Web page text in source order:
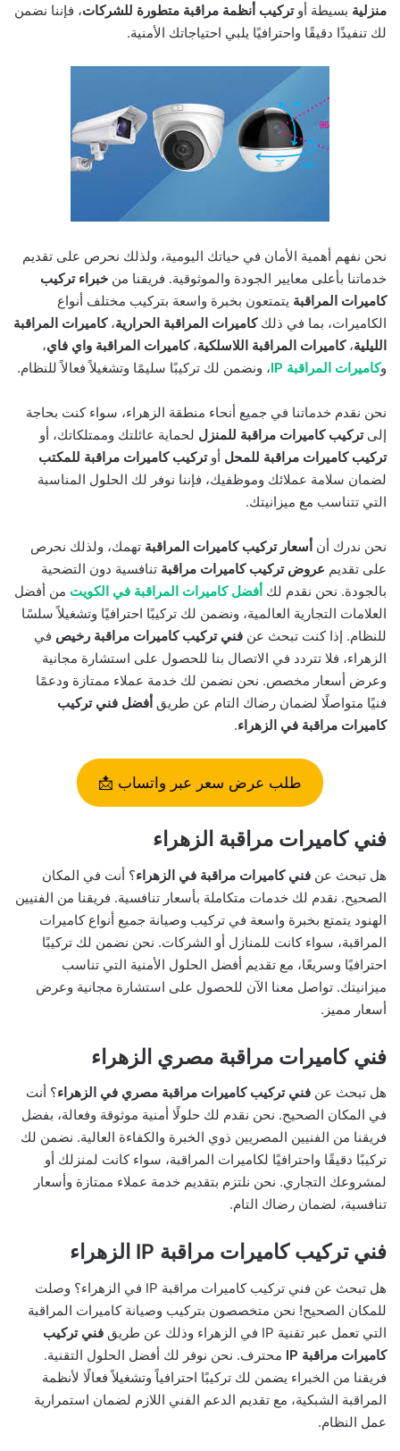
منزلية بسيطة أوتركيب أنظمة مراقبة متطورة للشركات، فإننا نضمن
لك تنفيذًا دقيقًا واحترافيًا يلبي احتياجاتك الأمنية.
نحن نفهم أهمية الأمان في حياتك اليومية، ولذلك نحرص على تقديم
خدماتنا بأعلى معايير الجودة والموثوقية. فريقنا من خبراء تركيب
كاميرات المراقبة يتمتعون بخبرة واسعة بتركيب مختلف أنواع
الكاميرات، بما في ذلككاميرات المراقبة الحرارية،كاميرات المراقبة
الليلية،كاميرات المراقبة اللاسلكية،كاميرات المراقبة واي فاي،
وكاميرات المراقبة IP ، ونضمن لك تركيبًا سليمًا وتشغيلاً فعالاً للنظام.
نحن نقدم خدماتنا في جميع أنحاء منطقة الزهراء، سواء كنت بحاجة
إلىتركيب كاميرات مراقبة للمنزل لحماية عائلتك وممتلكاتك، أو
تركيب كاميرات مراقبة للمحل أوتركيب كاميرات مراقبة للمكتب
لضمان سلامة عملائك وموظفيك، فإننا نوفر لك الحلول المناسبة
التي تتناسب مع ميزانيتك.
نحن ندرك أن أسعار تركيب كاميرات المراقبة تهمك، ولذلك نحرص
على تقديم عروض تركيب كاميرات مراقبة تنافسية دون التضحية
بالجودة. نحن نقدم لك أفضل كاميرات المراقبة في الكويت من أفضل
العلامات التجارية العالمية، ونضمن لك تركيبًا احترافيًا وتشغيلاً سلسًا
للنظام. إذا كنت تبحث عن فني تركيب كاميرات مراقبة رخيص في
الزهراء، فلا تتردد في الاتصال بنا للحصول على استشارة مجانية
وعرض أسعار مخصص. نحن نضمن لك خدمة عملاء ممتازة ودعمًا
فنيًا متواصلًا لضمان رضاك التام عن طريق أفضل فني تركيب
كاميرات مراقبة في الزهراء.
طلب عرض سعر عبر واتساب 📩
فني كاميرات مراقبة الزهراء
هل تبحث عن فني كاميرات مراقبة في الزهراء؟ أنت في المكان
الصحيح. نقدم لك خدمات متكاملة بأسعار تنافسية. فريقنا من الفنيين
الهنود يتمتع بخبرة واسعة في تركيب وصيانة جميع أنواع كاميرات
المراقبة، سواء كانت للمنازل أو الشركات. نحن نضمن لك تركيبًا
احترافيًا وسريعًا، مع تقديم أفضل الحلول الأمنية التي تناسب
ميزانيتك. تواصل معنا الآن للحصول على استشارة مجانية وعرض
أسعار مميز.
فني كاميرات مراقبة مصري الزهراء
هل تبحث عن فني تركيب كاميرات مراقبة مصري في الزهراء؟ أنت
في المكان الصحيح. نحن نقدم لك حلولًا أمنية موثوقة وفعالة، بفضل
فريقنا من الفنيين المصريين ذوي الخبرة والكفاءة العالية. نضمن لك
تركيبًا دقيقًا واحترافيًا لكاميرات المراقبة، سواء كانت لمنزلك أو
لمشروعك التجاري. نحن نلتزم بتقديم خدمة عملاء ممتازة وأسعار
تنافسية، لضمان رضاك التام.
فني تركيب كاميرات مراقبة IP الزهراء
هل تبحث عن فني تركيب كاميرات مراقبة IP في الزهراء؟ وصلت
للمكان الصحيح! نحن متخصصون بتركيب وصيانة كاميرات المراقبة
التي تعمل عبر تقنية IP في الزهراء وذلك عن طريق
فني تركيب
كاميرات مراقبة IP
محترف. نحن نوفر لك أفضل الحلول التقنية.
فريقنا من الخبراء يضمن لك تركيبًا احترافياً وتشغيلاً فعالًا لأنظمة
المراقبة الشبكية، مع تقديم الدعم الفني اللازم لضمان استمرارية
عمل النظام.